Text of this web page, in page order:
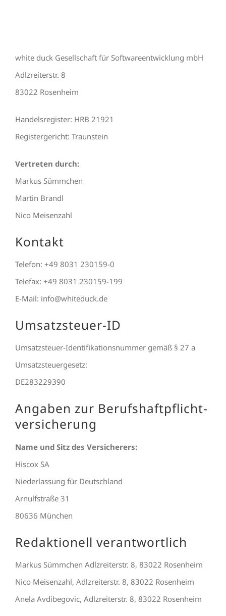
white duck Gesellschaft für Softwareentwicklung mbH
Adlzreiterstr. 8
83022 Rosenheim
Handelsregister: HRB 21921
Registergericht: Traunstein
Vertreten durch:
Markus Sümmchen
Martin Brandl
Nico Meisenzahl
Kontakt
Telefon: +49 8031 230159-0
Telefax: +49 8031 230159-199
E-Mail: info@whiteduck.de
Umsatzsteuer-ID
Umsatzsteuer-Identifikationsnummer gemäß § 27 a
Umsatzsteuergesetz:
DE283229390
Angaben zur Berufs­haftpflicht­
versicherung
Name und Sitz des Versicherers:
Hiscox SA
Niederlassung für Deutschland
Arnulfstraße 31
80636 München
Redaktionell verantwortlich
Markus Sümmchen Adlzreiterstr. 8, 83022 Rosenheim
Nico Meisenzahl, Adlzreiterstr. 8, 83022 Rosenheim
Anela Avdibegovic, Adlzreiterstr. 8, 83022 Rosenheim